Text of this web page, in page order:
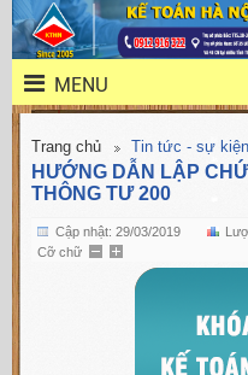
MENU
Trang chủ Tin tức - sự kiện
HƯỚNG DẪN LẬP
THÔNG TƯ 200
Cập nhật: 29/03/2019
Cỡ chữ